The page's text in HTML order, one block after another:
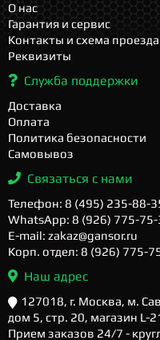
О нас
Гарантия и сервис
Контакты и схема проезда
Реквизиты
Служба поддержки
Доставка
Оплата
Политика безопасности
Самовывоз
Связаться с нами
Телефон: 8 (495) 235-88-
WhatsApp: 8 (926) 775-75-
E-mail: zakaz@gansor.ru
Корп. отдел: 8 (926) 775-
Наш адрес
127018, г. Москва, м.
дом 5, стр. 20, магазин L-
Прием заказов 24/7 -